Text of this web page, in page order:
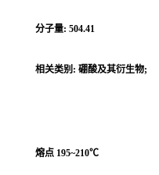
分子量: 504.41
相关类别: 硼酸及其衍生物;
熔点 195~210℃